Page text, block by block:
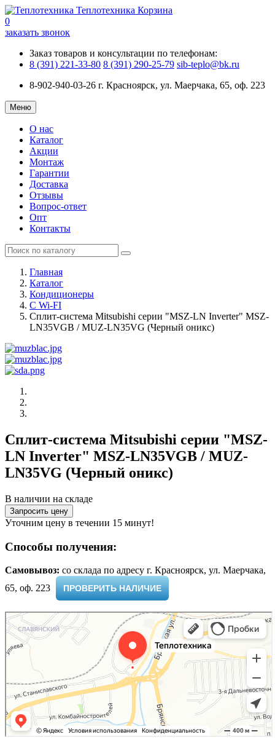
Теплотехника Корзина
0
заказать звонок
Заказ товаров и консультации по телефонам:
8 (391) 221-33-80 8 (391) 290-25-79 sib-teplo@bk.ru
8-902-940-03-26 г. Красноярск, ул. Маерчака, 65, оф. 223
Меню
О нас
Каталог
Акции
Монтаж
Гарантии
Доставка
Отзывы
Вопрос-ответ
Опт
Контакты
Главная
Каталог
Кондиционеры
С Wi-FI
Сплит-система Mitsubishi серии "MSZ-LN Inverter" MSZ-
LN35VGB / MUZ-LN35VG (Черный оникс)
Сплит-система Mitsubishi серии "MSZ-
LN Inverter" MSZ-LN35VGB / MUZ-
LN35VG (Черный оникс)
В наличии на складе
Запросить цену
Уточним цену в течении 15 минут!
Способы получения:
Самовывоз: cо склада по адресу г. Красноярск, ул. Маерчака,
65, оф. 223 ​
ПРОВЕРИТЬ НАЛИЧИЕ